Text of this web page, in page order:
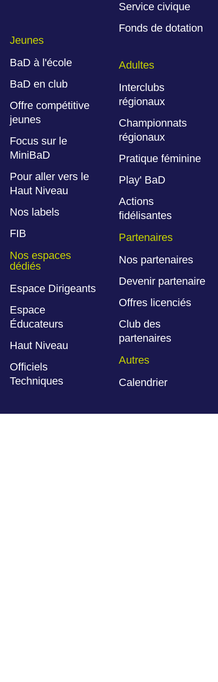
Service civique
Fonds de dotation
Jeunes
BaD à l'école
BaD en club
Offre compétitive
jeunes
Focus sur le
MiniBaD
Pour aller vers le
Haut Niveau
Nos labels
FIB
Nos espaces
dédiés
Espace Dirigeants
Espace
Éducateurs
Haut Niveau
Officiels
Techniques
Adultes
Interclubs
régionaux
Championnats
régionaux
Pratique féminine
Play' BaD
Actions
fidélisantes
Partenaires
Nos partenaires
Devenir partenaire
Offres licenciés
Club des
partenaires
Autres
Calendrier